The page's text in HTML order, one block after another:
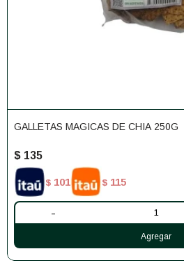
GALLETAS MAGICAS DE CHIA 250G
$ 135
$ 101 $ 115
-